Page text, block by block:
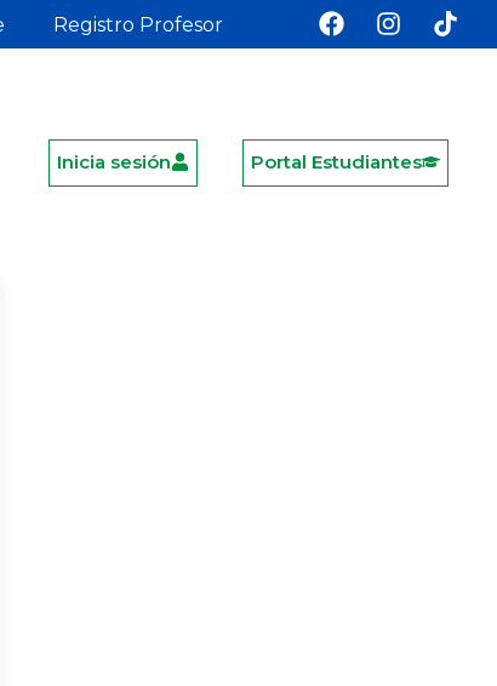
Registro Profesor
Inicia sesión Portal Estudiantes